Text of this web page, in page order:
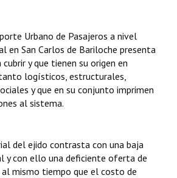
- Registro
- Registro
Urbano de Pasajeros a nivel
en San Carlos de Bariloche presenta
y que tienen su origen en
logísticos, estructurales,
y que en su conjunto imprimen
al sistema.
del ejido contrasta con una baja
y con ello una deficiente oferta de
mismo tiempo que el costo de